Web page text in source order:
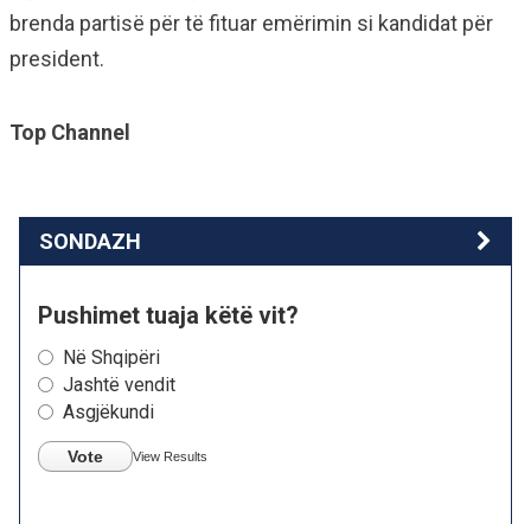
brenda partisë për të fituar emërimin si kandidat për
president.
Top Channel
SONDAZH
Pushimet tuaja këtë vit?
Në Shqipëri
Jashtë vendit
Asgjëkundi
Vote View Results